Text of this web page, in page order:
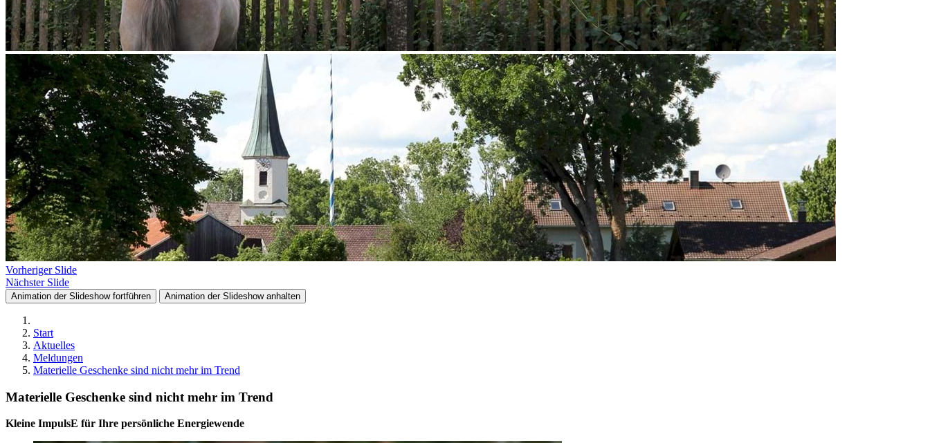
Vorheriger Slide
Nächster Slide
Animation der Slideshow fortführen Animation der Slideshow anhalten
Start
Aktuelles
Meldungen
Materielle Geschenke sind nicht mehr im Trend
Materielle Geschenke sind nicht mehr im Trend
Kleine ImpulsE für Ihre persönliche Energiewende